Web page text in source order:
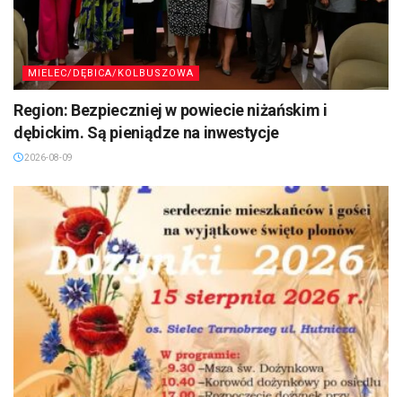
MIELEC/DĘBICA/KOLBUSZOWA
Region: Bezpieczniej w powiecie niżańskim i
dębickim. Są pieniądze na inwestycje
2026-08-09